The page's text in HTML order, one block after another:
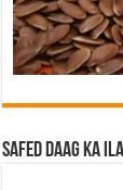
Safed Daag ka